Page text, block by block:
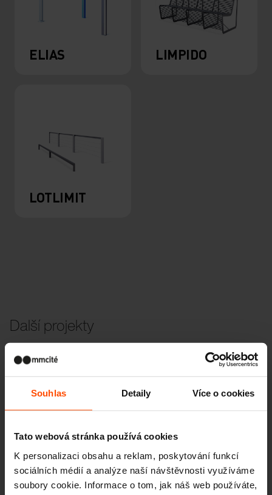
Souhlas Detaily Více o cookies
Tato webová stránka používá cookies
K personalizaci obsahu a reklam, poskytování funkcí
sociálních médií a analýze naší návštěvnosti využíváme
soubory cookie. Informace o tom, jak náš web používáte,
ELIAS LIMPIDO
LOTLIMIT
Další projekty
Wien – Donauterasse